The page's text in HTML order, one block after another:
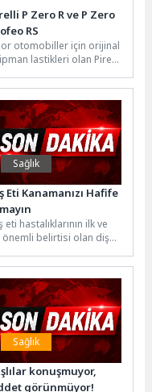
P Zero R ve P Zero
RS
otomobiller için orijinal
lastikleri olan Pirelli
Sağlık
Eti Kanamanızı Hafife
eti hastalıklarının ilk ve
önemli belirtisi olan diş
Sağlık
konuşmuyor,
görünmüyor!